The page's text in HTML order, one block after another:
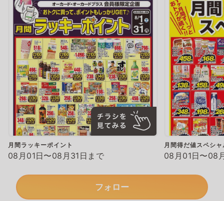
月間ラッキーポイント
08月01日〜08月31日まで
月間得だ値スペシャ
08月01日〜08
フォロー